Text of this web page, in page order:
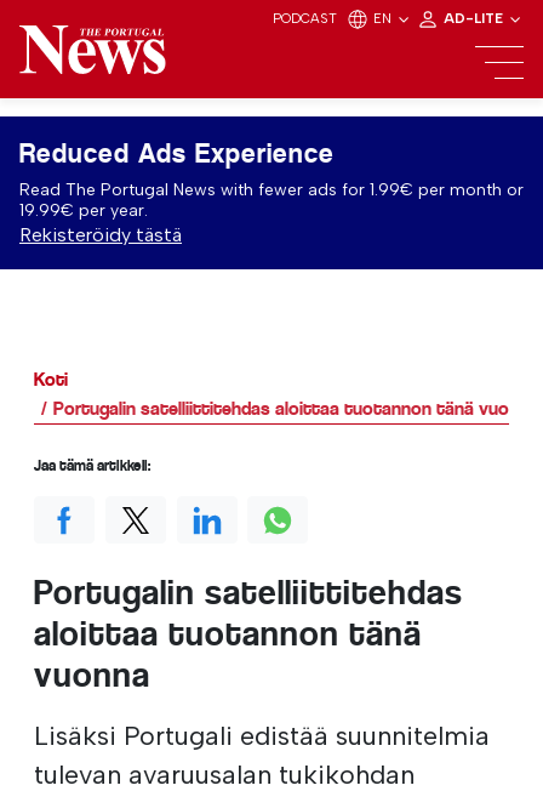
PODCAST EN AD-LITE
Reduced Ads Experience
Read The Portugal News with fewer ads for 1.99€ per month or
19.99€ per year.
Rekisteröidy tästä
Koti
Portugalin satelliittitehdas aloittaa tuotannon tänä vuonna
Portugalin satelliittitehdas
aloittaa tuotannon tänä
vuonna
Lisäksi Portugali edistää suunnitelmia
tulevan avaruusalan tukikohdan
Jaa tämä artikkeli: